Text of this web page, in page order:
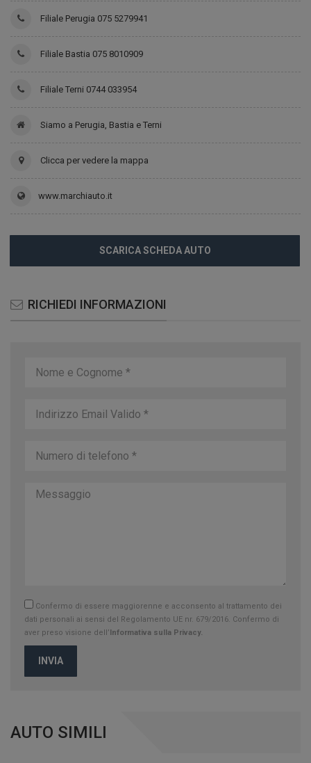
Filiale Perugia 075 5279941
Filiale Bastia 075 8010909
Filiale Terni 0744 033954
Siamo a Perugia, Bastia e Terni
Clicca per vedere la mappa
www.marchiauto.it
SCARICA SCHEDA AUTO
RICHIEDI INFORMAZIONI
Confermo di essere maggiorenne e acconsento al trattamento dei
dati personali ai sensi del Regolamento UE nr. 679/2016. Confermo di
aver preso visione dell’ Informativa sulla Privacy.
INVIA
AUTO SIMILI